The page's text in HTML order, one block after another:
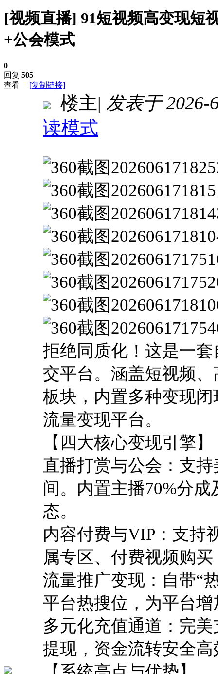
[视频直播] 91短视频高变现短
+公会模式
0
回复 505
查看
[复制链接]
楼主| 发表于 2026-
读模式
拒绝同质化！这是一
交平台。涵盖短视频
板块，内置多种变现
流量变现平台。
【四大核心变现引擎】
直播打赏与公会：支
间。内置主播70%分
态。
内容付费与VIP：支持
属专区、付费视频购
流量推广变现：自带“
平台热搜位，为平台
多元化充值通道：完
提现，资金流转安全高